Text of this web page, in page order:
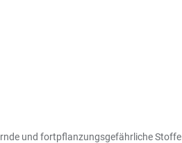
und fortpflanzungsgefährliche Stoffe